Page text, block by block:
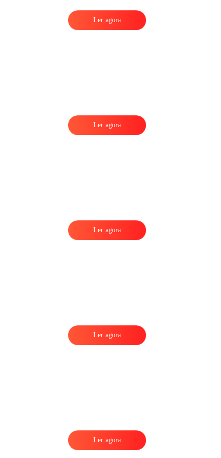
Ler agora
Ler agora
Ler agora
Ler agora
Ler agora